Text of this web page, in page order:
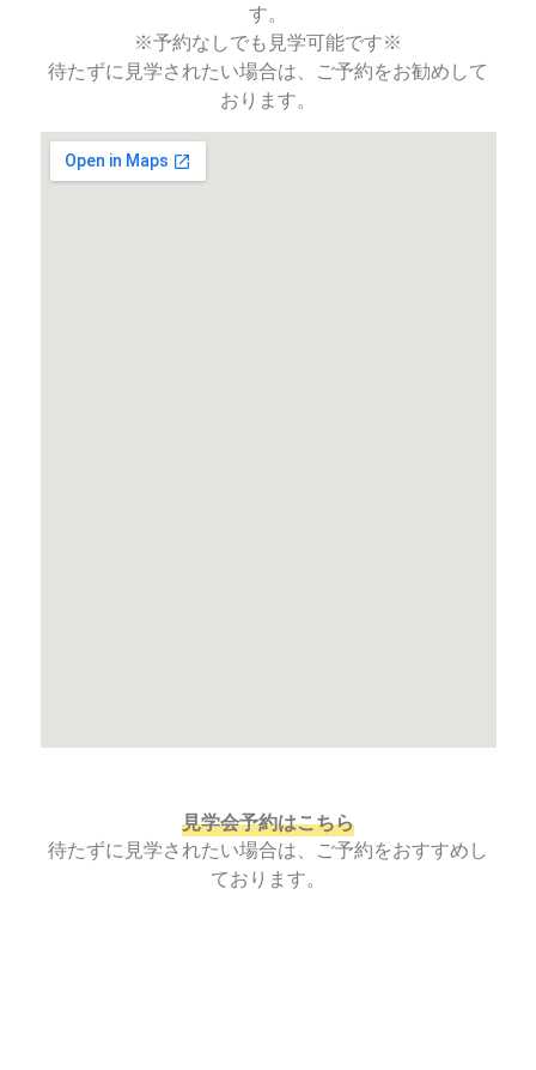
す。
※予約なしでも見学可能です※
待たずに見学されたい場合は、ご予約をお勧めして
おります。
見学会予約はこちら
待たずに見学されたい場合は、ご予約をおすすめし
ております。